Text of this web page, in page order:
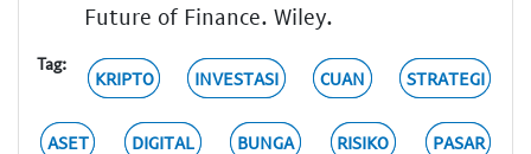
Future of Finance. Wiley.
Tag:
KRIPTO INVESTASI CUAN STRATEGI
ASET DIGITAL BUNGA RISIKO PASAR